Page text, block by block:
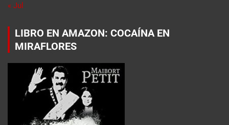
« Jul
LIBRO EN AMAZON: COCAÍNA EN
MIRAFLORES